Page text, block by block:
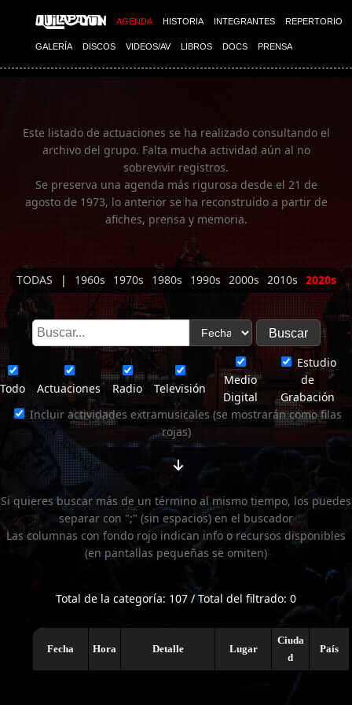
AGENDA HISTORIA INTEGRANTES REPERTORIO
GALERÍA DISCOS VIDEOS/AV LIBROS DOCS PRENSA
Imagen 01
Este listado de actuaciones se ha realizado consultando el
archivo del grupo. Falta mucha actividad aún al no
sobrevivir registros.
Se preserva una agenda más rigurosa desde el 21 de
agosto de 1973, lo anterior se ha reconstruído a partir de
afiches, prensa y memoria.
TODAS | 1960s 1970s 1980s 1990s 2000s 2010s 2020s
Todo Actuaciones Radio Televisión
Medio
Digital
Estudio
de
Grabación
Incluir actividades extramusicales (se mostrarán como filas
rojas)
Si quieres buscar más de un término al mismo tiempo, los puedes
separar con ";" (sin espacios) en el buscador
Las columnas con fondo rojo indican info o recursos disponibles
(en pantallas pequeñas se omiten)
Total de la categoría: 107 / Total del filtrado: 0
Fecha Hora Detalle Lugar
Ciuda
d
País